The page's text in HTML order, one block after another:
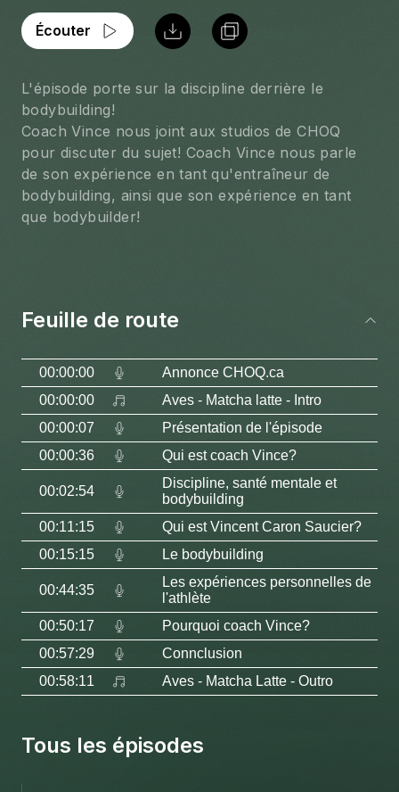
Écouter
L'épisode porte sur la discipline derrière le
bodybuilding!
Coach Vince nous joint aux studios de CHOQ
pour discuter du sujet! Coach Vince nous parle
de son expérience en tant qu'entraîneur de
bodybuilding, ainsi que son expérience en tant
que bodybuilder!
Feuille de route
00:00:00
Annonce CHOQ.ca
00:00:00
Aves - Matcha latte - Intro
00:00:07
Présentation de l'épisode
00:00:36
Qui est coach Vince?
00:02:54
Discipline, santé mentale et
bodybuilding
00:11:15
Qui est Vincent Caron Saucier?
00:15:15
Le bodybuilding
00:44:35
Les expériences personnelles de
l'athlète
00:50:17
Pourquoi coach Vince?
00:57:29
Connclusion
00:58:11
Aves - Matcha Latte - Outro
Tous les épisodes